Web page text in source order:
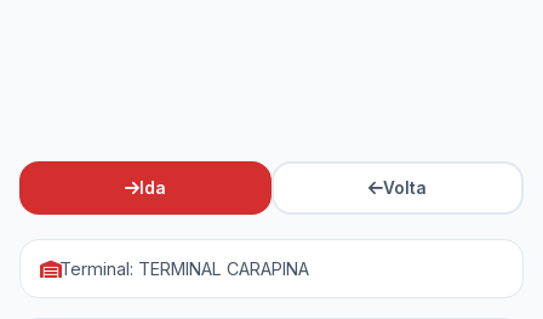
Ida Volta
Terminal: TERMINAL CARAPINA